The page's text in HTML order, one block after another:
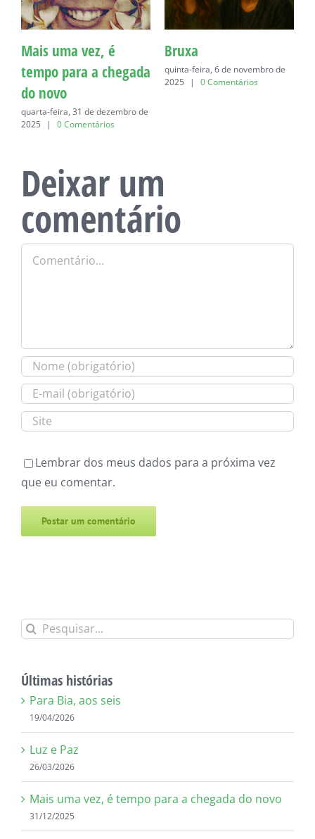
Mais uma vez, é
tempo para a chegada
do novo
quarta-feira, 31 de dezembro de
2025
| 0 Comentários
Bruxa
quinta-feira, 6 de novembro de
2025
| 0 Comentários
Deixar um
comentário
Comentário
Lembrar dos meus dados para a próxima vez
que eu comentar.
Buscar
Últimas histórias
Para Bia, aos seis
19/04/2026
Luz e Paz
26/03/2026
Mais uma vez, é tempo para a chegada do novo
31/12/2025